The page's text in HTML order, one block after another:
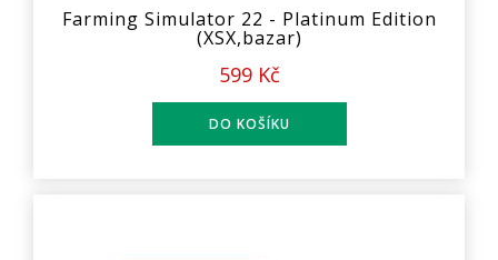
Farming Simulator 22 - Platinum Edition
(XSX,bazar)
599 Kč